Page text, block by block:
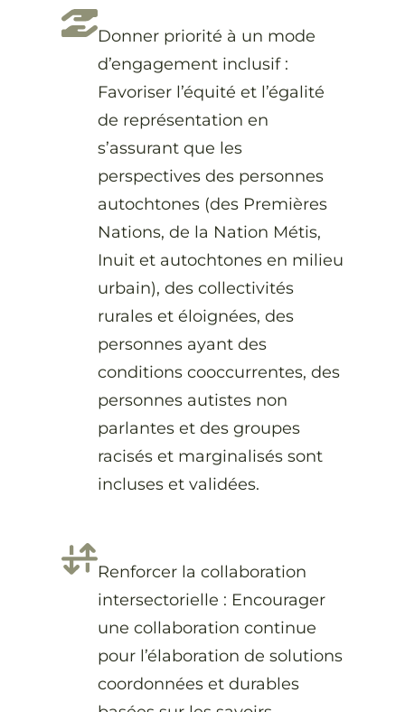
Donner priorité à un mode
d’engagement inclusif :
Favoriser l’équité et l’égalité
de représentation en
s’assurant que les
perspectives des personnes
autochtones (des Premières
Nations, de la Nation Métis,
Inuit et autochtones en milieu
urbain), des collectivités
rurales et éloignées, des
personnes ayant des
conditions cooccurrentes, des
personnes autistes non
parlantes et des groupes
racisés et marginalisés sont
incluses et validées.
Renforcer la collaboration
intersectorielle : Encourager
une collaboration continue
pour l’élaboration de solutions
coordonnées et durables